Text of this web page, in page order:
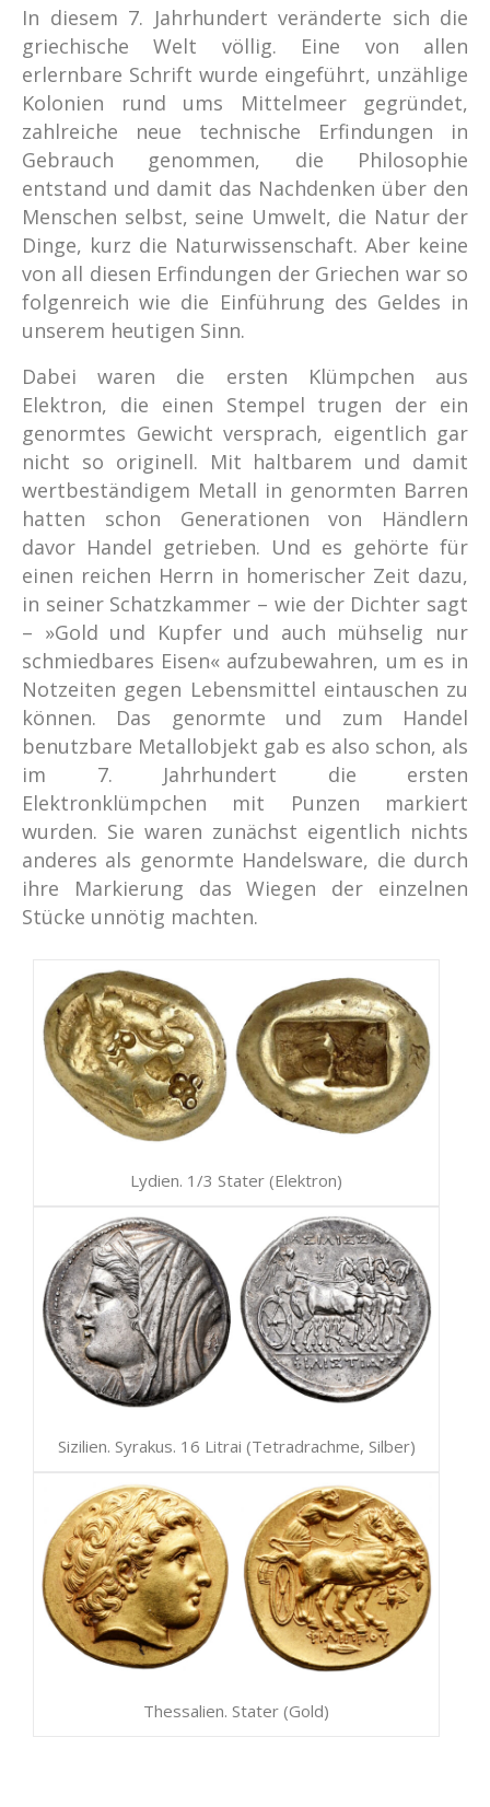
In diesem 7. Jahrhundert veränderte sich die
griechische Welt völlig. Eine von allen
erlernbare Schrift wurde eingeführt, unzählige
Kolonien rund ums Mittelmeer gegründet,
zahlreiche neue technische Erfindungen in
Gebrauch genommen, die Philosophie
entstand und damit das Nachdenken über den
Menschen selbst, seine Umwelt, die Natur der
Dinge, kurz die Naturwissenschaft. Aber keine
von all diesen Erfindungen der Griechen war so
folgenreich wie die Einführung des Geldes in
unserem heutigen Sinn.
Dabei waren die ersten Klümpchen aus
Elektron, die einen Stempel trugen der ein
genormtes Gewicht versprach, eigentlich gar
nicht so originell. Mit haltbarem und damit
wertbeständigem Metall in genormten Barren
hatten schon Generationen von Händlern
davor Handel getrieben. Und es gehörte für
einen reichen Herrn in homerischer Zeit dazu,
in seiner Schatzkammer – wie der Dichter sagt
– »Gold und Kupfer und auch mühselig nur
schmiedbares Eisen« aufzubewahren, um es in
Notzeiten gegen Lebensmittel eintauschen zu
können. Das genormte und zum Handel
benutzbare Metallobjekt gab es also schon, als
im 7. Jahrhundert die ersten
Elektronklümpchen mit Punzen markiert
wurden. Sie waren zunächst eigentlich nichts
anderes als genormte Handelsware, die durch
ihre Markierung das Wiegen der einzelnen
Stücke unnötig machten.
Lydien. 1/3 Stater (Elektron)
Sizilien. Syrakus. 16 Litrai (Tetradrachme, Silber)
Thessalien. Stater (Gold)